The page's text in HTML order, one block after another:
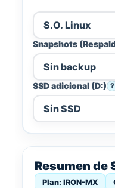
Snapshots
SSD adicional (D:) ?
Resumen de
Plan: IRON-MX